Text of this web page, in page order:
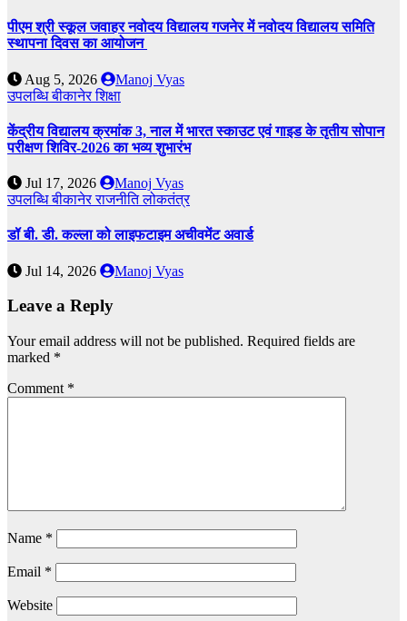
पीएम श्री स्कूल जवाहर नवोदय विद्यालय गजनेर में नवोदय विद्यालय समिति
स्थापना दिवस का आयोजन
Aug 5, 2026
Manoj Vyas
उपलब्धिबीकानेरशिक्षा
केंद्रीय विद्यालय क्रमांक 3, नाल में भारत स्काउट एवं गाइड के तृतीय सोपान
परीक्षण शिविर-2026 का भव्य शुभारंभ
Jul 17, 2026
Manoj Vyas
उपलब्धिबीकानेरराजनीतिलोकतंत्र
डॉ बी. डी. कल्ला को लाइफटाइम अचीवमेंट अवार्ड
Jul 14, 2026 Manoj Vyas
Leave a Reply
Your email address will not be published. Required fields are
marked *
Comment *
Name *
Email *
Website